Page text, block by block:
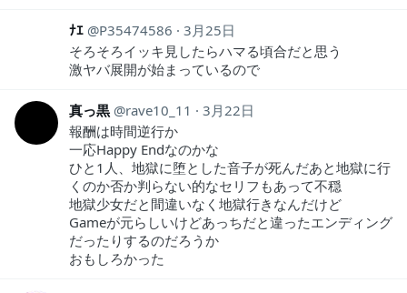
ﾅｴ P35474586
3月25日
そろそろイッキ見したらハマる頃合だと思う
激ヤバ展開が始まっているので
真っ黒 rave10_11
3月22日
報酬は時間逆行か
一応Happy Endなのかな
ひと1人、地獄に堕とした音子が死んだあと地獄に行
くのか否か判らない的なセリフもあって不穏
地獄少女だと間違いなく地獄行きなんだけど
Gameが元らしいけどあっちだと違ったエンディング
だったりするのだろうか
おもしろかった